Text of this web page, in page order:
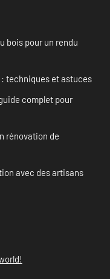
bois pour un rendu
techniques et astuces
complet pour
rénovation de
avec des artisans